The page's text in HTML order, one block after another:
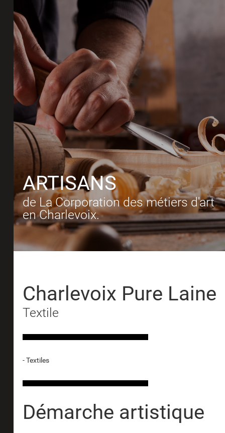
ARTISANS
de La Corporation des métiers d'art
en Charlevoix.
Charlevoix Pure Laine
Textile
- Textiles
Démarche artistique